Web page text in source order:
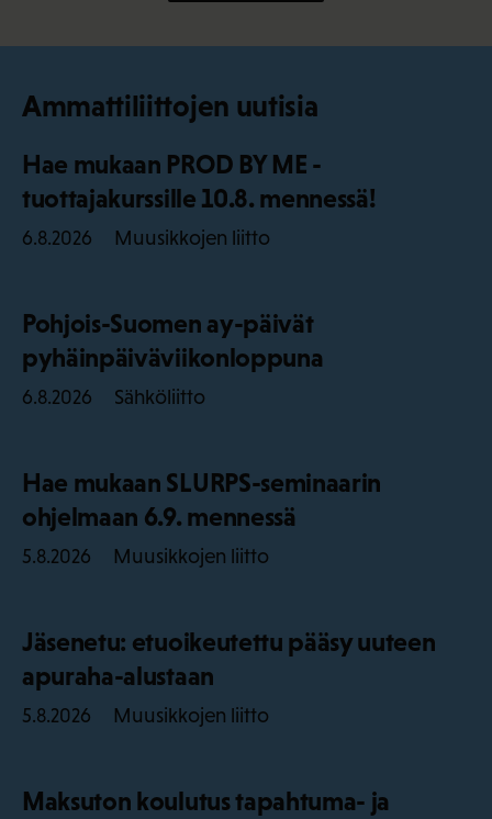
Ammattiliittojen uutisia
Hae mukaan PROD BY ME -
tuottajakurssille 10.8. mennessä!
6.8.2026 Muusikkojen liitto
Pohjois-Suomen ay-päivät
pyhäinpäiväviikonloppuna
6.8.2026 Sähköliitto
Hae mukaan SLURPS-seminaarin
ohjelmaan 6.9. mennessä
5.8.2026 Muusikkojen liitto
Jäsenetu: etuoikeutettu pääsy uuteen
apuraha-alustaan
5.8.2026 Muusikkojen liitto
Maksuton koulutus tapahtuma- ja